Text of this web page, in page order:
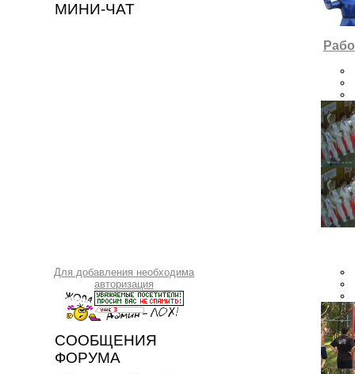
МИНИ-ЧАТ
Для добавления необходима
авторизация
СООБЩЕНИЯ
ФОРУМА